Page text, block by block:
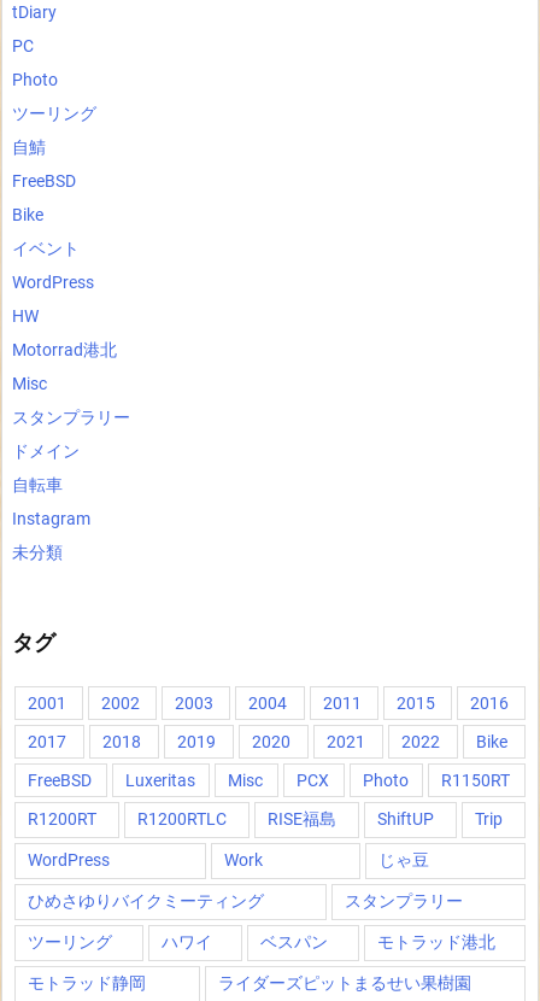
tDiary
PC
Photo
ツーリング
自鯖
FreeBSD
Bike
イベント
WordPress
HW
Motorrad港北
Misc
スタンプラリー
ドメイン
自転車
Instagram
未分類
タグ
2001 2002 2003 2004 2011 2015
2016
2017
2018 2019 2020 2021 2022
Bike
FreeBSD
Luxeritas Misc PCX Photo
R1150RT
R1200RT
R1200RTLC RISE福島 ShiftUP Trip
WordPress Work じゃ豆
ひめさゆりバイクミーティング スタンプラリー
ツーリング ハワイ ベスパン モトラッド港北
モトラッド静岡 ライダーズピットまるせい果樹園